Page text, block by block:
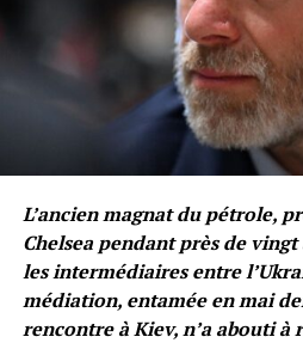
L’ancien magnat du pétrole,
Chelsea pendant près de
les intermédiaires entre
médiation, entamée en mai
rencontre à Kiev, n’a abouti à